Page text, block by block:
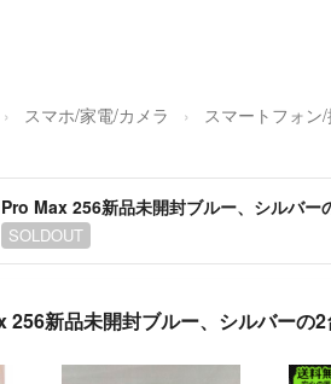
スマホ/家電/カメラ スマートフォン
Max 256新品未開封ブルー、シルバー
SOLDOUT
256新品未開封ブルー、シルバーの